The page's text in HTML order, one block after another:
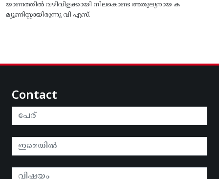
യാണത്തിൽ വഴിവിളക്കായി നിലകൊണ്ട അതുല്യനായ ക
മ്യൂണിസ്റ്റായിരുന്നു വി എസ്.
Contact